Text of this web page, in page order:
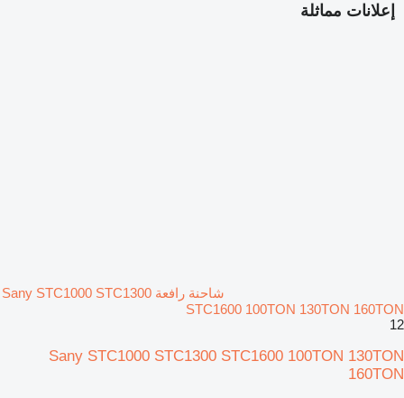
إعلانات مماثلة
شاحنة رافعة Sany STC1000 STC1300
STC1600 100TON 130TON 160TON
12
Sany STC1000 STC1300 STC1600 100TON 130TON
160TON